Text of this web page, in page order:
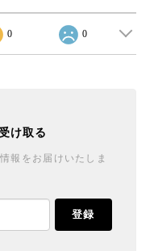
0 0
け取る
報をお届けいたしま
登録